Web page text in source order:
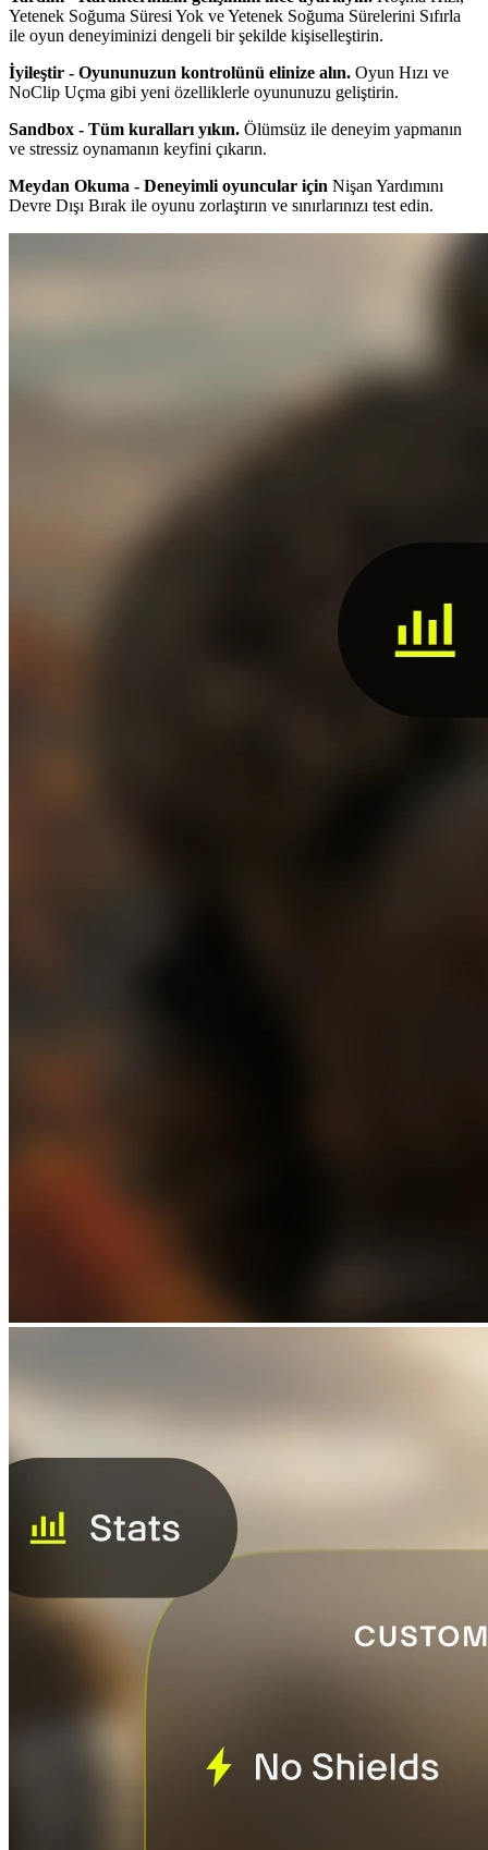
Yetenek Soğuma Süresi Yok ve Yetenek Soğuma Sürelerini Sıfırla
ile oyun deneyiminizi dengeli bir şekilde kişiselleştirin.
İyileştir - Oyununuzun kontrolünü elinize alın. Oyun Hızı ve
NoClip Uçma gibi yeni özelliklerle oyununuzu geliştirin.
Sandbox - Tüm kuralları yıkın. Ölümsüz ile deneyim yapmanın
ve stressiz oynamanın keyfini çıkarın.
Meydan Okuma - Deneyimli oyuncular için Nişan Yardımını
Devre Dışı Bırak ile oyunu zorlaştırın ve sınırlarınızı test edin.